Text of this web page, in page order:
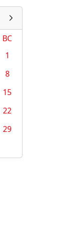
ВС
1
8
15
22
29